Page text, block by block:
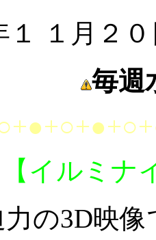
１ １月２
毎週
【イルミナ
力の3D映